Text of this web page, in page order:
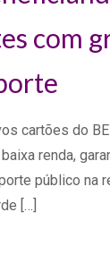
com
cartões do
renda,
público na
[…]